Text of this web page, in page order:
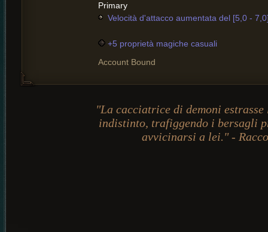
Primary
Velocità d'attacco aumentata del [5,0 -
+5 proprietà magiche casuali
Account Bound
"La cacciatrice di demoni
indistinto, trafiggendo i bersagli
avvicinarsi a lei." -